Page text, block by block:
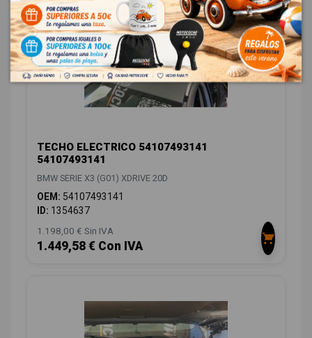
TECHO ELECTRICO 54107493141
54107493141
BMW SERIE X3 (G01) XDRIVE 20D
OEM: 54107493141
ID: 1354637
1.198,00 € Sin IVA
1.449,58 € Con IVA